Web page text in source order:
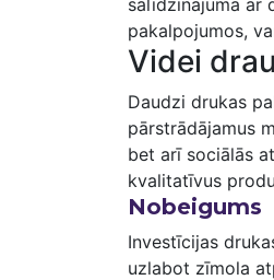
salīdzinājumā ar
pakalpojumos,
Videi
Daudzi drukas
pārstrādājamus
bet arī sociālās
kvalitatīvus
Nobeigums
Investīcijas
uzlabot zīmola